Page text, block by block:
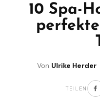
10 Spa-
Von Ulrike Herder
TEILEN